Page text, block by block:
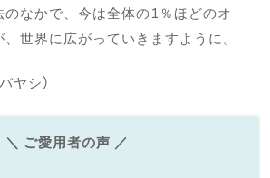
のなかで、今は全体の1％ほどのオ
世界に広がっていきますように。
ヤシ）
＼ ご愛用者の声 ／